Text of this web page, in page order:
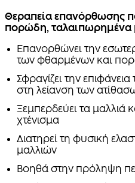
Θεραπεία επανόρθωσης
πορώδη, ταλαιπωρημένα
Επανορθώνει την
των φθαρμένων και
Σφραγίζει την
στη λείανση των
Ξεμπερδεύει τα μαλλιά
χτένισμα
Διατηρεί τη φυσική
μαλλιών
Βοηθά στην πρόληψη